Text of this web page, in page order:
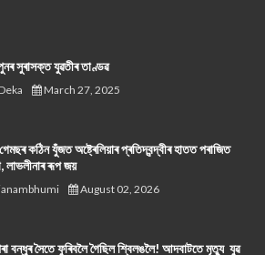
সুৰাসক্ত যুৱতীৰ তাণ্ডৱ
March 27, 2025
কঠিন যুঁজত অষ্ট্ৰেলিয়াৰ প্ৰতিদ্বন্দ্বীৰ হাতত পৰাজিত
লাভলীনাৰ ৰূপ জয়
August 02, 2026
বন্ধুৰ সৈতে ফুৰিবলৈ গৈছিল শ্বিলঙলৈ! আদবাটতে মৃত্যু যুৱ